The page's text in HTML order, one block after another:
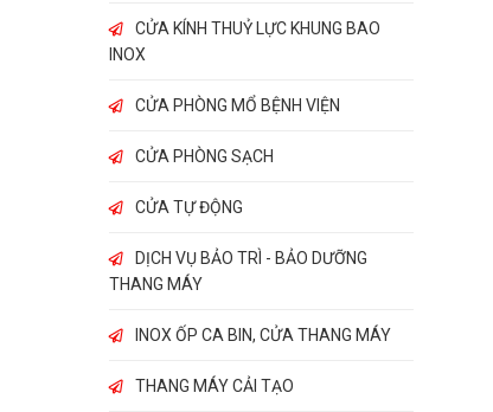
CỬA KÍNH THUỶ LỰC KHUNG BAO
INOX
CỬA PHÒNG MỔ BỆNH VIỆN
CỬA PHÒNG SẠCH
CỬA TỰ ĐỘNG
DỊCH VỤ BẢO TRÌ - BẢO DƯỠNG
THANG MÁY
INOX ỐP CA BIN, CỬA THANG MÁY
THANG MÁY CẢI TẠO